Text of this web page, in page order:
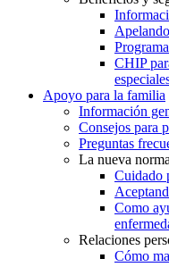
CHIP
Apoyo para la familia
Información
Consejos para
Preguntas
La nueva
Cuidado
Como
Relaciones
Cómo